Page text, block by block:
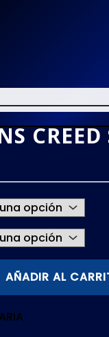
AÑADIR AL